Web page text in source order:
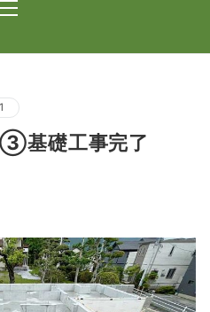
基礎工事完了